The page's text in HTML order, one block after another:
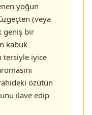
yoğun
(veya
geniş bir
kabuk
tersiyle iyice
özütün
ilave edip